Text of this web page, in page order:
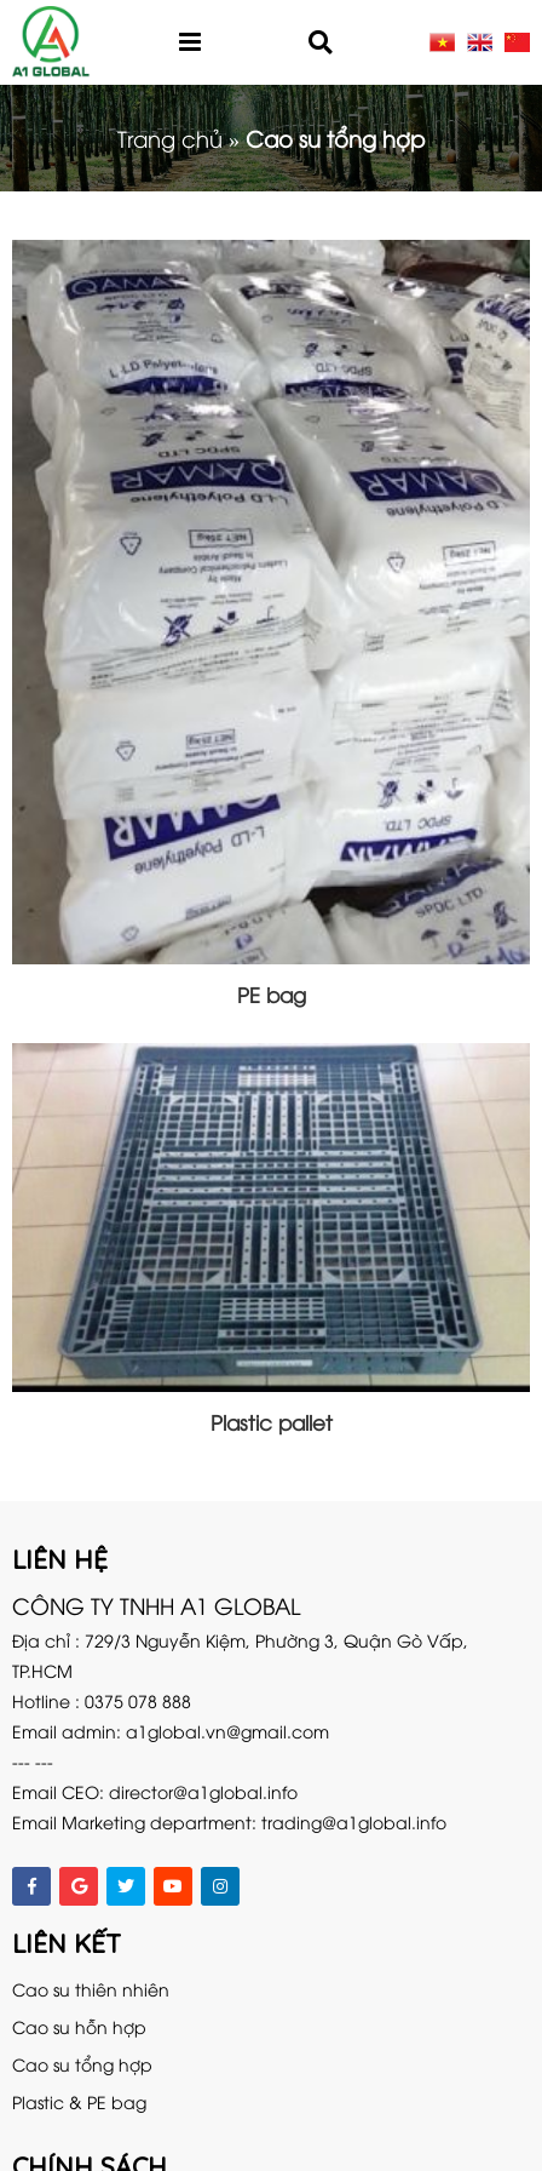
Trang chủ » Cao su tổng hợp
PE bag
Plastic pallet
LIÊN HỆ
CÔNG TY TNHH A1 GLOBAL
Địa chỉ : 729/3 Nguyễn Kiệm, Phường 3, Quận Gò Vấp,
TP.HCM
Hotline : 0375 078 888
Email admin: a1global.vn@gmail.com
--- ---
Email CEO: director@a1global.info
Email Marketing department: trading@a1global.info
LIÊN KẾT
Cao su thiên nhiên
Cao su hỗn hợp
Cao su tổng hợp
Plastic & PE bag